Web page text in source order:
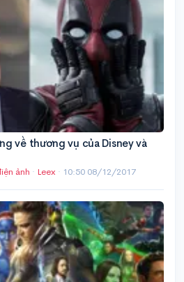
về thương vụ của Disney và
ảnh · Leex · 10:50 08/12/2017